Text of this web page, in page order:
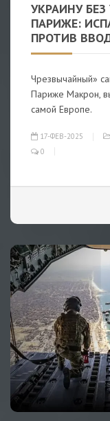
УКРАИНУ
ПАРИЖЕ:
ПРОТИВ
Чрезвычайный»
Париже Макрон,
самой Европе.
17-ФЕВ-2025
0